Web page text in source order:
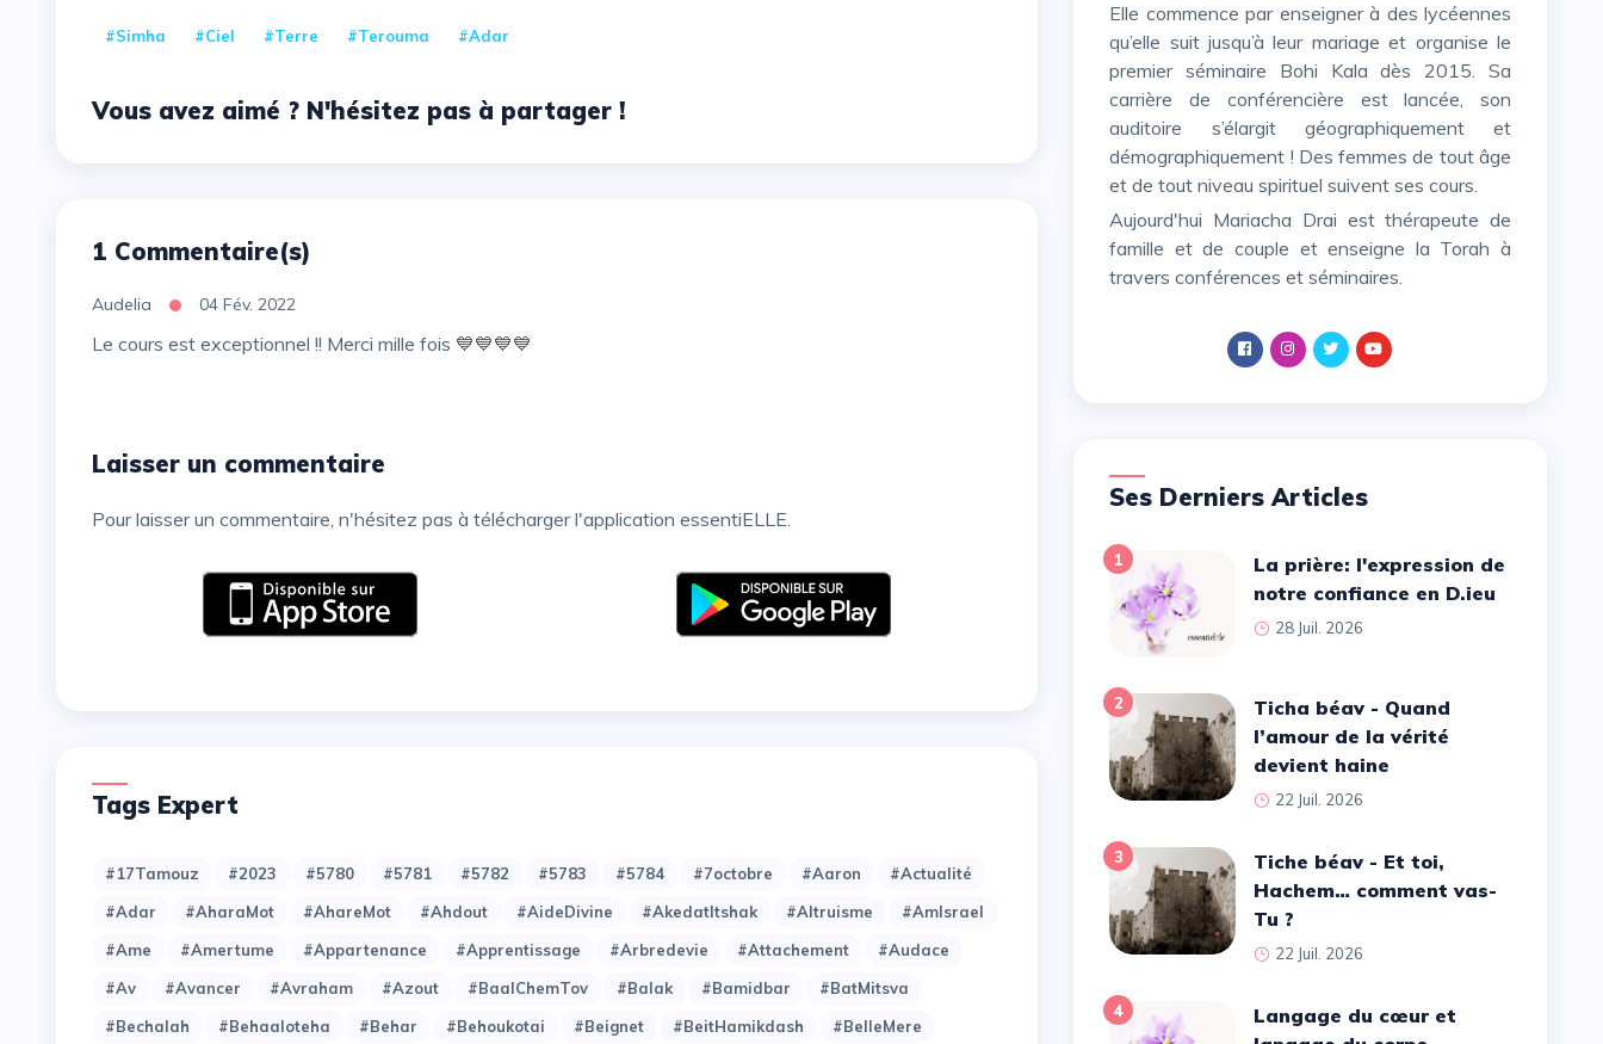
#Simha #Ciel #Terre #Terouma #Adar
Vous avez aimé ? N'hésitez pas à partager !
1 Commentaire(s)
Audelia 04 Fév. 2022
Le cours est exceptionnel !! Merci mille fois 💙💙💙💙
Laisser un commentaire
Pour laisser un commentaire, n'hésitez pas à télécharger l'application essentiELLE.
Tags Expert
#17Tamouz #2023 #5780 #5781 #5782 #5783 #5784 #7octobre #Aaron
#Actualité
#Adar
#AharaMot #AhareMot #Ahdout #AideDivine #AkedatItshak #Altruisme
#AmIsrael
#Ame
#Amertume #Appartenance #Apprentissage #Arbredevie #Attachement
#Audace
#Av
#Avancer #Avraham #Azout #BaalChemTov #Balak #Bamidbar
#BatMitsva
#Bechalah
#Behaaloteha #Behar #Behoukotai #Beignet #BeitHamikdash
#BelleMere
Elle commence par enseigner à des lycéennes
qu’elle suit jusqu’à leur mariage et organise le
premier séminaire Bohi Kala dès 2015. Sa
carrière de conférencière est lancée, son
auditoire s’élargit géographiquement et
démographiquement ! Des femmes de tout âge
et de tout niveau spirituel suivent ses cours.
Aujourd'hui Mariacha Drai est thérapeute de
famille et de couple et enseigne la Torah à
travers conférences et séminaires.
Ses Derniers Articles
1
La prière: l'expression de
notre confiance en D.ieu
28 Juil. 2026
2
Ticha béav - Quand
l’amour de la vérité
devient haine
22 Juil. 2026
3
Tiche béav - Et toi,
Hachem… comment vas-
Tu ?
22 Juil. 2026
4
Langage du cœur et